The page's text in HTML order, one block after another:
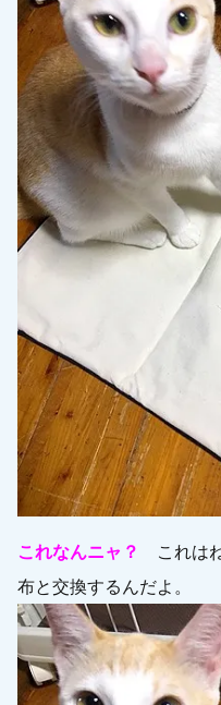
これなんニャ？
これは
布と交換するんだよ。